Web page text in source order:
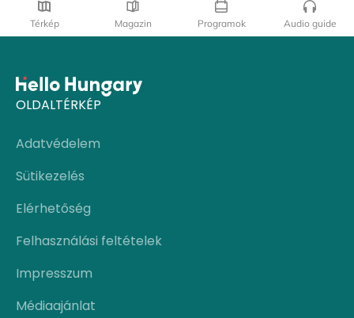
Térkép Magazin Programok Audio guide
OLDALTÉRKÉP
Adatvédelem
Sütikezelés
Elérhetőség
Felhasználási feltételek
Impresszum
Médiaajánlat